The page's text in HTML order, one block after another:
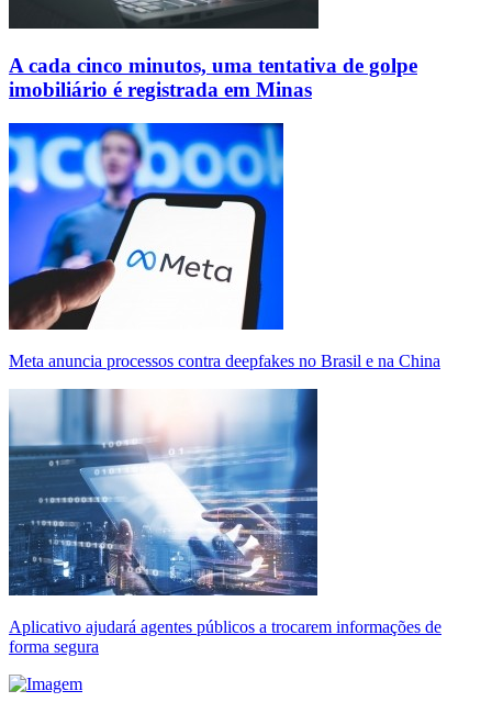
A cada cinco minutos, uma tentativa de golpe
imobiliário é registrada em Minas
Meta anuncia processos contra deepfakes no Brasil e na China
Aplicativo ajudará agentes públicos a trocarem informações de
forma segura